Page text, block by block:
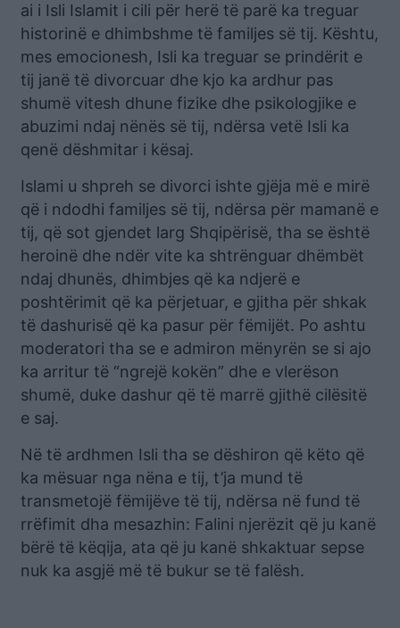
ai i Isli Islamit i cili për herë të parë ka treguar
historinë e dhimbshme të familjes së tij. Kështu,
mes emocionesh, Isli ka treguar se prindërit e
tij janë të divorcuar dhe kjo ka ardhur pas
shumë vitesh dhune fizike dhe psikologjike e
abuzimi ndaj nënës së tij, ndërsa vetë Isli ka
qenë dëshmitar i kësaj.
Islami u shpreh se divorci ishte gjëja më e mirë
që i ndodhi familjes së tij, ndërsa për mamanë e
tij, që sot gjendet larg Shqipërisë, tha se është
heroinë dhe ndër vite ka shtrënguar dhëmbët
ndaj dhunës, dhimbjes që ka ndjerë e
poshtërimit që ka përjetuar, e gjitha për shkak
të dashurisë që ka pasur për fëmijët. Po ashtu
moderatori tha se e admiron mënyrën se si ajo
ka arritur të “ngrejë kokën” dhe e vlerëson
shumë, duke dashur që të marrë gjithë cilësitë
e saj.
Në të ardhmen Isli tha se dëshiron që këto që
ka mësuar nga nëna e tij, t’ja mund të
transmetojë fëmijëve të tij, ndërsa në fund të
rrëfimit dha mesazhin: Falini njerëzit që ju kanë
bërë të këqija, ata që ju kanë shkaktuar sepse
nuk ka asgjë më të bukur se të falësh.